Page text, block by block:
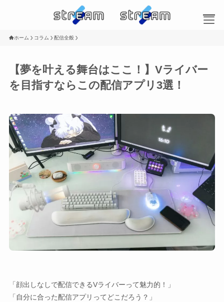
MENU
ライバー募集
コラム
お問い合わせ
コラム検索
ホーム コラム 配信全般
【夢を叶える舞台はここ！】Vライバー
を目指すならこの配信アプリ3選！
「顔出しなしで配信できるVライバーって魅力的！」
「自分に合った配信アプリってどこだろう？」